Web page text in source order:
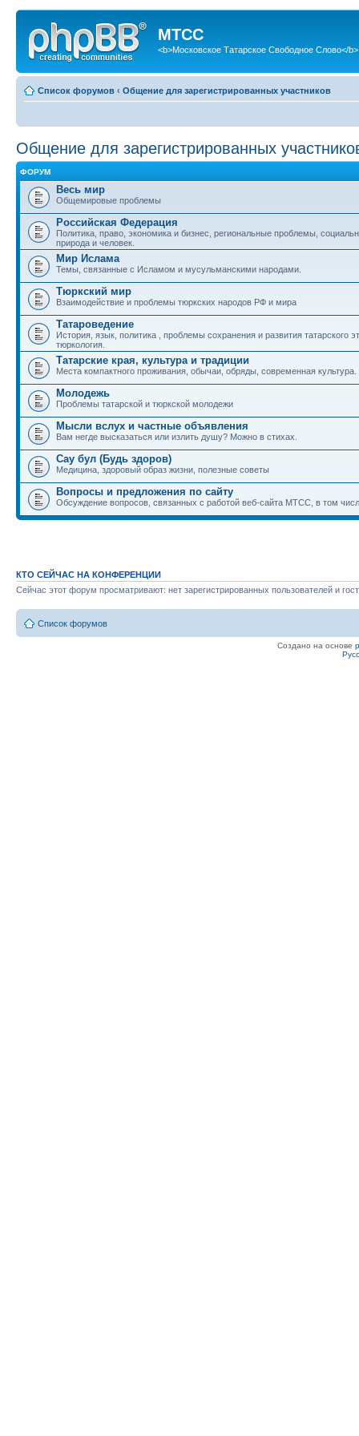
МТСС
<b>Московское Татарское Свободное Слово</b>
Список форумов ‹ Общение для зарегистрированных участников
Общение для зарегистрированных
ФОРУМ
Весь мир
Общемировые проблемы
Российская Федерация
Политика, право, экономика и бизнес, региональные проблемы,
природа и человек.
Мир Ислама
Темы, связанные с Исламом и мусульманскими народами.
Тюркский мир
Взаимодействие и проблемы тюркских народов РФ и мира
Татароведение
История, язык, политика , проблемы сохранения и развития татарского
тюркология.
Татарские края, культура и традиции
Места компактного проживания, обычаи, обряды, современная культура.
Молодежь
Проблемы татарской и тюркской молодежи
Мысли вслух и частные объявления
Вам негде высказаться или излить душу? Можно в стихах.
Сау бул (Будь здоров)
Медицина, здоровый образ жизни, полезные советы
Вопросы и предложения по сайту
Обсуждение вопросов, связанных с работой веб-сайта МТСС, в том
КТО СЕЙЧАС НА КОНФЕРЕНЦИИ
Сейчас этот форум просматривают: нет зарегистрированных пользователей и
Список форумов
Создано на основе